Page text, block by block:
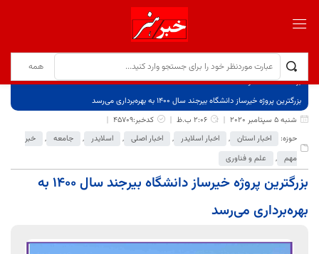
برگ نخست
نوشته‌ها
بزرگترین پروژه خیرساز دانشگاه بیرجند سال ۱۴۰۰ به بهره‌برداری می‌رسد
شنبه 5 سپتامبر 2020
2:06 ب.ظ
کدخبر:45709
حوزه:
اخبار استان , اخبار اسلایدر , اخبار اصلی , اسلایدر , جامعه ,
خبر
مهم , علم و فناوری
بزرگترین پروژه خیرساز دانشگاه بیرجند سال ۱۴۰۰ به
بهره‌برداری می‌رسد